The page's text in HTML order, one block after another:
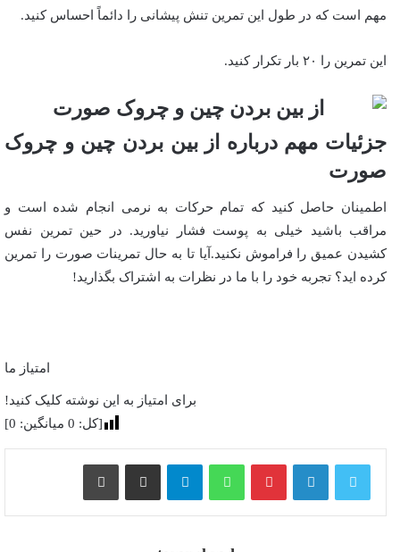
مهم است که در طول این تمرین تنش پیشانی را دائماً احساس کنید.
این تمرین را ۲۰ بار تکرار کنید.
جزئیات مهم درباره از بین بردن چین و چروک
صورت
اطمینان حاصل کنید که تمام حرکات به نرمی انجام شده است و
مراقب باشید خیلی به پوست فشار نیاورید. در حین تمرین نفس
کشیدن عمیق را فراموش نکنید.آیا تا به حال تمرینات صورت را تمرین
کرده اید؟ تجربه خود را با ما در نظرات به اشتراک بگذارید!
امتیاز ما
برای امتیاز به این نوشته کلیک کنید!
[کل: 0 میانگین: 0
]
پینترست واتس آپ تلگرام اشتراک گذاری از طریق ایمیل